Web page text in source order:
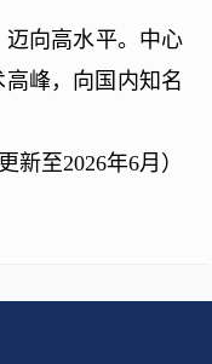
向高水平。中心
峰，向国内知名
新至2026年6月）